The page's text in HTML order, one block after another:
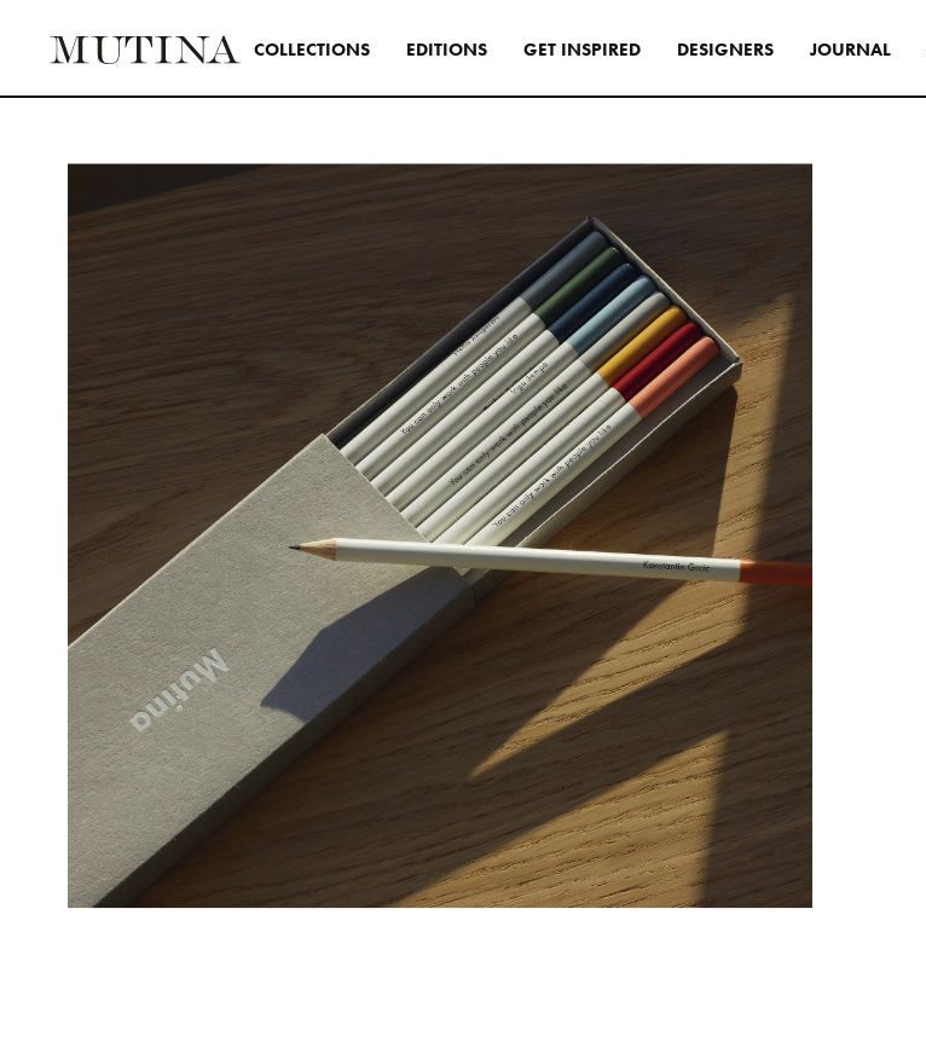
COLLECTIONS EDITIONS GET INSPIRED
creare interni originali e distintivi,
usando tutte le collezioni Mutina
in modo trasversale.
SEE ALL INSPIRATIONS
DESIGNERS JOURNAL